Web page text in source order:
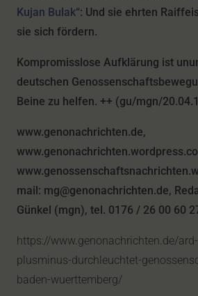
Kujan Bulak“: Und sie ehrten
sie sich fördern.
Kompromisslose Aufklärung ist
deutschen
Beine zu helfen. ++ (gu/mgn/
www.genonachrichten.de,
mail: mg@genonachrichten.de,
Günkel (mgn), tel. 0176 / 26 00 60
https://www.genonachrichten.de/
plusminus-durchleuchtet-
baden-wuerttemberg/